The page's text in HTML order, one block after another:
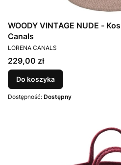
WOODY VINTAGE NUDE -
Canals
PRODUCENT
LORENA CANALS
Cena
229,00 zł
Do koszyka
Dostępność: Dostępny